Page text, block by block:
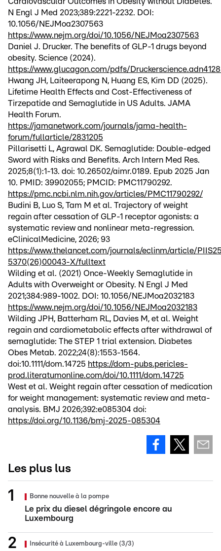
N Engl J Med 2023;389:2221-2232. DOI:
10.1056/NEJMoa2307563
https://www.nejm.org/doi/10.1056/NEJMoa2307563
Daniel J. Drucker. The benefits of GLP-1 drugs beyond
obesity. Science (2024).
https://www.glucagon.com/pdfs/
Hwang JH, Laiteerapong N, Huang ES, Kim DD (2025).
Lifetime Health Effects and Cost-Effectiveness of
Tirzepatide and Semaglutide in US Adults. JAMA
Health Forum.
https://jamanetwork.com/journals/jama-health-
forum/fullarticle/2831205
Pillarisetti L, Agrawal DK. Semaglutide: Double-edged
Sword with Risks and Benefits. Arch Intern Med Res.
2025;8(1):1-13. doi: 10.26502/aimr.0189. Epub 2025 Jan
10. PMID: 39902055; PMCID: PMC11790292.
https://pmc.ncbi.nlm.nih.gov/articles/PMC11790292/
Budini B, Luo S, Tam M et al. Trajectory of weight
regain after cessation of GLP-1 receptor agonists: a
systematic review and nonlinear meta-regression.
eClinicalMedicine, 2026; 93
https://www.thelancet.com/journals/eclinm/article/
5370(26)00043-X/fulltext
Wilding et al. (2021) Once-Weekly Semaglutide in
Adults with Overweight or Obesity. N Engl J Med
2021;384:989-1002. DOI: 10.1056/NEJMoa2032183
https://www.nejm.org/doi/10.1056/NEJMoa2032183
Wilding JPH, Batterham RL, Davies M, et al. Weight
regain and cardiometabolic effects after withdrawal of
semaglutide: The STEP 1 trial extension. Diabetes
Obes Metab. 2022;24(8):1553-1564.
doi:10.1111/dom.14725 https://dom-pubs.pericles-
prod.literatumonline.com/doi/10.1111/dom.14725
West et al. Weight regain after cessation of medication
for weight management: systematic review and meta-
analysis. BMJ 2026;392:e085304 doi:
https://doi.org/10.1136/bmj-2025-085304
Les plus lus
Bonne nouvelle à la pompe
Le prix du diesel dégringole encore au
Luxembourg
Insécurité à Luxembourg-ville (3/3)